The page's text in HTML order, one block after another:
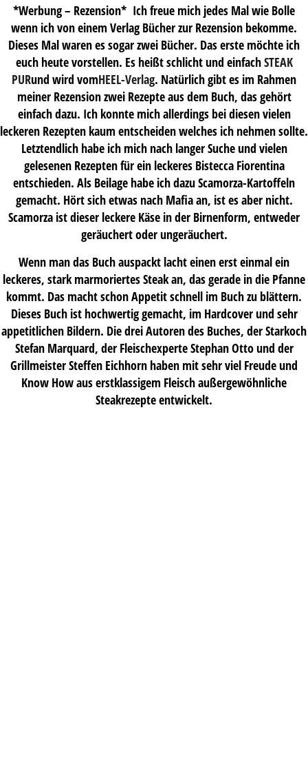
*Werbung – Rezension* Ich freue mich jedes Mal wie Bolle
wenn ich von einem Verlag Bücher zur Rezension bekomme.
Dieses Mal waren es sogar zwei Bücher. Das erste möchte ich
euch heute vorstellen. Es heißt schlicht und einfachSTEAK
PURund wird vomHEEL-Verlag. Natürlich gibt es im Rahmen
meiner Rezension zwei Rezepte aus dem Buch, das gehört
einfach dazu. Ich konnte mich allerdings bei diesen vielen
leckeren Rezepten kaum entscheiden welches ich nehmen sollte.
Letztendlich habe ich mich nach langer Suche und vielen
gelesenen Rezepten für ein leckeres Bistecca Fiorentina
entschieden. Als Beilage habe ich dazu Scamorza-Kartoffeln
gemacht. Hört sich etwas nach Mafia an, ist es aber nicht.
Scamorza ist dieser leckere Käse in der Birnenform, entweder
geräuchert oder ungeräuchert.
Wenn man das Buch auspackt lacht einen erst einmal ein
leckeres, stark marmoriertes Steak an, das gerade in die Pfanne
kommt. Das macht schon Appetit schnell im Buch zu blättern.
Dieses Buch ist hochwertig gemacht, im Hardcover und sehr
appetitlichen Bildern. Die drei Autoren des Buches, der Starkoch
Stefan Marquard, der Fleischexperte Stephan Otto und der
Grillmeister Steffen Eichhorn haben mit sehr viel Freude und
Know How aus erstklassigem Fleisch außergewöhnliche
Steakrezepte entwickelt.